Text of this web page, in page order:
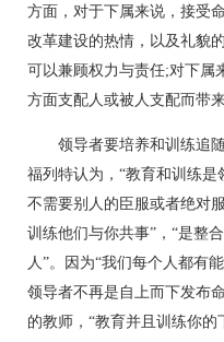
方面，对于下属来说，接受
改革建设的热情，以及礼貌
可以兼顾权力与责任;对下属
方面支配人或被人支配而带来
领导者要培养和训练追随
福列特认为，“教育和训练是
不需要别人的臣服或者绝对
训练他们与你共事”，“是整
人”。因为“我们每个人都有
领导者不再是自上而下发布
的教师，“教育并且训练你